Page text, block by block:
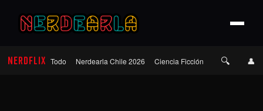
NERDFLIX Todo Nerdearla Chile 2026 Ciencia Ficción Terror
🔍 👤